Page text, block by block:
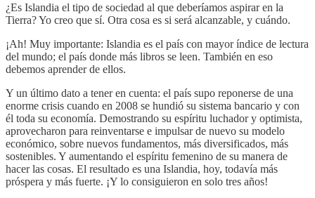
¿Es Islandia el tipo de sociedad al que deberíamos aspirar en la
Tierra? Yo creo que sí. Otra cosa es si será alcanzable, y cuándo.
¡Ah! Muy importante: Islandia es el país con mayor índice de lectura
del mundo; el país donde más libros se leen. También en eso
debemos aprender de ellos.
Y un último dato a tener en cuenta: el país supo reponerse de una
enorme crisis cuando en 2008 se hundió su sistema bancario y con
él toda su economía. Demostrando su espíritu luchador y optimista,
aprovecharon para reinventarse e impulsar de nuevo su modelo
económico, sobre nuevos fundamentos, más diversificados, más
sostenibles. Y aumentando el espíritu femenino de su manera de
hacer las cosas. El resultado es una Islandia, hoy, todavía más
próspera y más fuerte. ¡Y lo consiguieron en solo tres años!